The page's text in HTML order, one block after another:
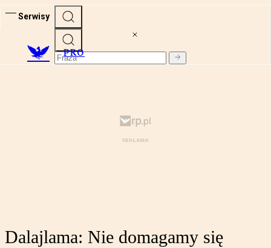
Serwisy
PRO
Dalajlama: Nie domagamy się